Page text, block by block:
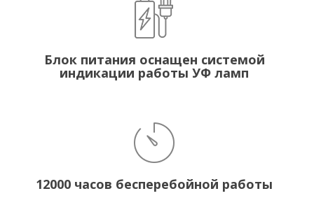
Блок питания оснащен системой
индикации работы УФ ламп
12000 часов бесперебойной работы